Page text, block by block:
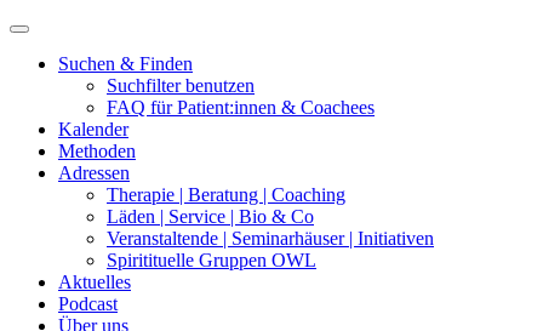
Suchen & Finden
Suchfilter benutzen
FAQ für Patient:innen & Coachees
Kalender
Methoden
Adressen
Therapie | Beratung | Coaching
Läden | Service | Bio & Co
Veranstaltende | Seminarhäuser | Initiativen
Spiritituelle Gruppen OWL
Aktuelles
Podcast
Über uns